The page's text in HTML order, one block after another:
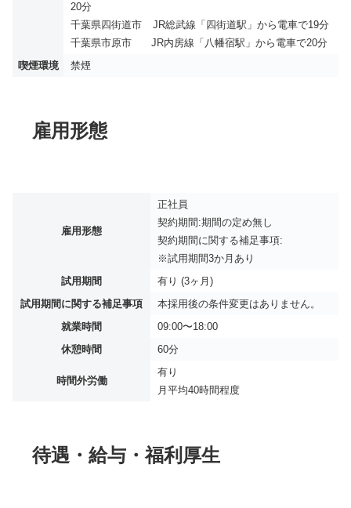
20分
千葉県四街道市 JR総武線「四街道駅」から電車で19分
千葉県市原市 JR内房線「八幡宿駅」から電車で20分
喫煙環境
禁煙
雇用形態
雇用形態
正社員
契約期間:期間の定め無し
契約期間に関する補足事項:
※試用期間3か月あり
試用期間
有り (3ヶ月)
試用期間に関する補足事項
本採用後の条件変更はありません。
就業時間
09:00〜18:00
休憩時間
60分
時間外労働
有り
月平均40時間程度
待遇・給与・福利厚生